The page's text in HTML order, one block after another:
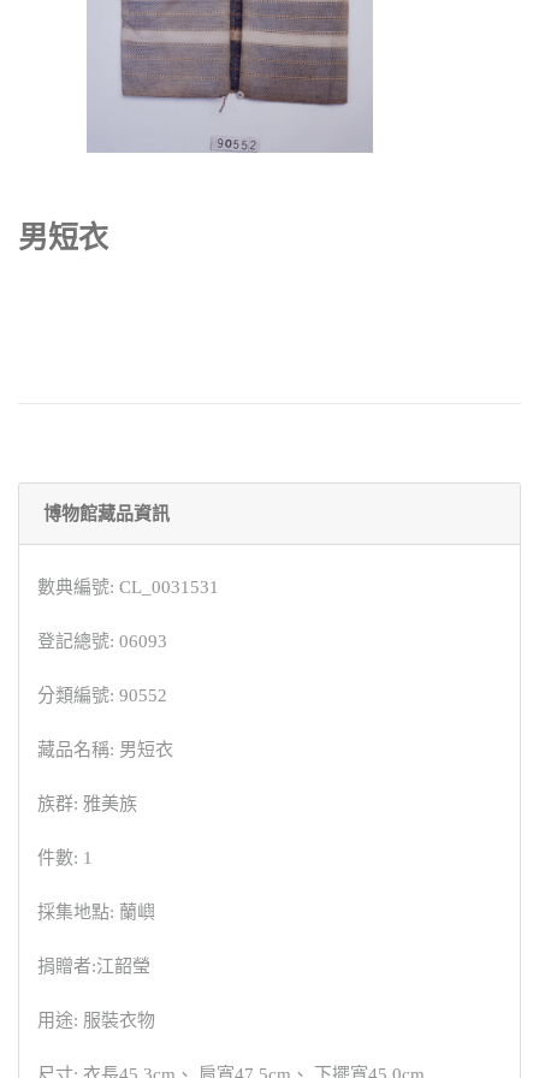
男短衣
博物館藏品資訊
數典編號: CL_0031531
登記總號: 06093
分類編號: 90552
藏品名稱: 男短衣
族群: 雅美族
件數: 1
採集地點: 蘭嶼
捐贈者:江韶瑩
用途: 服裝衣物
尺寸: 衣長45.3cm、 肩寬47.5cm、 下擺寬45.0cm